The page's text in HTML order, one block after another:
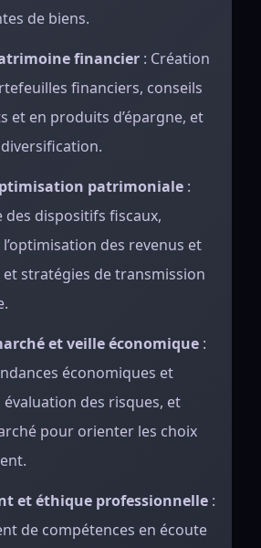
de biens.
financier : Création
financiers, conseils
et en produits d’épargne, et
patrimoniale :
des dispositifs fiscaux,
des revenus et
et stratégies de transmission
et veille économique :
économiques et
des risques, et
pour orienter les choix
et éthique professionnelle :
de compétences en écoute